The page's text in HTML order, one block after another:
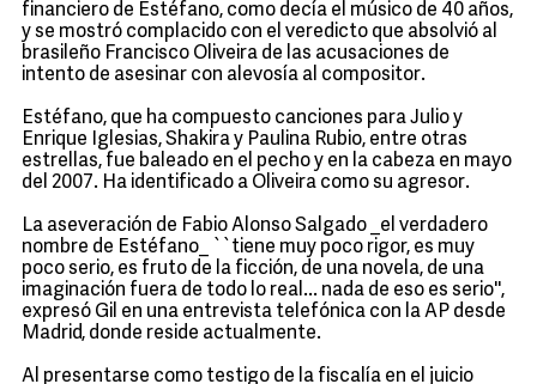
financiero de Estéfano, como decía el músico de 40 años,
y se mostró complacido con el veredicto que absolvió al
brasileño Francisco Oliveira de las acusaciones de
intento de asesinar con alevosía al compositor.
Estéfano, que ha compuesto canciones para Julio y
Enrique Iglesias, Shakira y Paulina Rubio, entre otras
estrellas, fue baleado en el pecho y en la cabeza en mayo
del 2007. Ha identificado a Oliveira como su agresor.
La aseveración de Fabio Alonso Salgado _el verdadero
nombre de Estéfano_ ``tiene muy poco rigor, es muy
poco serio, es fruto de la ficción, de una novela, de una
imaginación fuera de todo lo real... nada de eso es serio'',
expresó Gil en una entrevista telefónica con la AP desde
Madrid, donde reside actualmente.
Al presentarse como testigo de la fiscalía en el juicio